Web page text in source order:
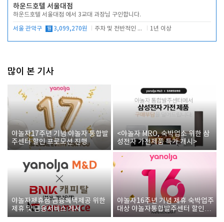
하운드호텔 서울대점
하운드호텔 서울대점 에서 3교대 과장님 구인합니다.
서울 관악구 월 3,099,270원 주차 및 전반적인 당번업무 1년 이상
많이 본 기사
야놀자17주년 기념 야놀자 통합발
주센터 할인 프로모션 진행
<야놀자 MRO, 숙박업소 위한 삼
성전자 가전제품 특가 개시>
야놀자제휴점 금융혜택제공 위한
제휴 및 금융서비스 게시
야놀자16주년 기념 제휴 숙박업주
대상 야놀자통합발주센터 할인쿠
폰 증정